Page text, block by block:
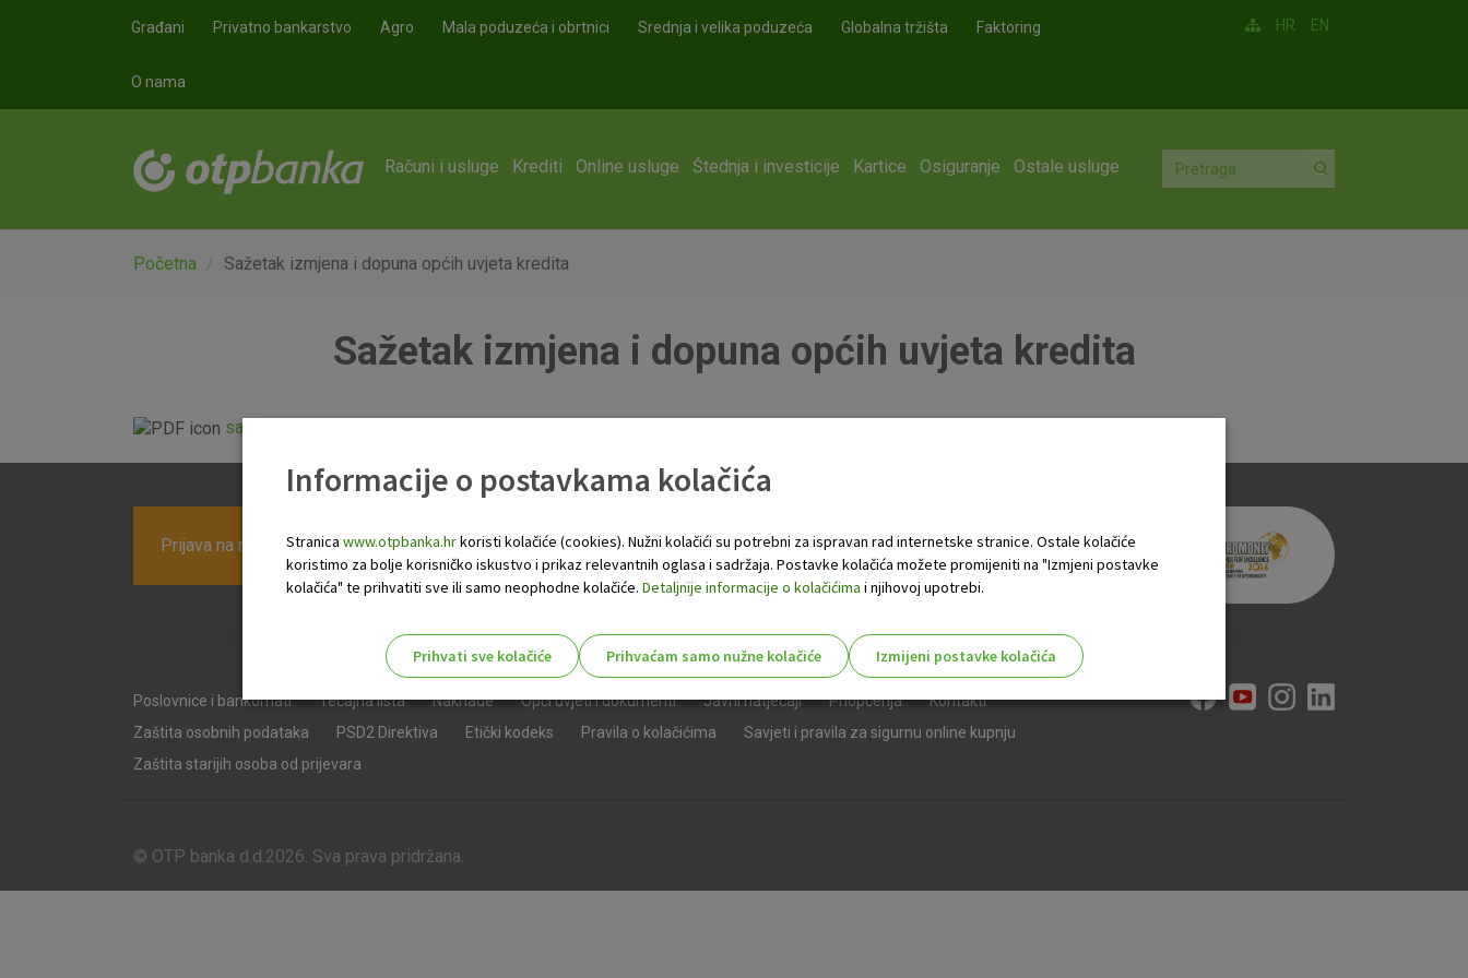
Građani Privatno bankarstvo Agro Mala poduzeća i obrtnici Srednja i velika poduzeća Globalna tržišta Faktoring
O nama
HR EN
Računi i usluge Krediti Online usluge Štednja i investicije Kartice Osiguranje Ostale usluge
Početna Sažetak izmjena i dopuna općih uvjeta kredita
Sažetak izmjena i dopuna općih uvjeta kredita
sazetak_izmjena_i_dopuna_ou_krediti_20180801.pdf
Prijava na newsletter OTP banke
Poslovnice i bankomati Tečajna lista Naknade Opći uvjeti i dokumenti Javni natječaji Priopćenja
Kontakti
Zaštita osobnih podataka
PSD2 Direktiva Etički kodeks Pravila o kolačićima
Savjeti i pravila za sigurnu online kupnju
Zaštita starijih osoba od prijevara
© OTP banka d.d.2026. Sva prava pridržana.
Informacije o postavkama kolačića
Stranica www.otpbanka.hrkoristi kolačiće (cookies). Nužni kolačići su potrebni za ispravan rad internetske stranice. Ostale kolačiće
koristimo za bolje korisničko iskustvo i prikaz relevantnih oglasa i sadržaja. Postavke kolačića možete promijeniti na "Izmjeni postavke
kolačića" te prihvatiti sve ili samo neophodne kolačiće. Detaljnije informacije o kolačićima i njihovoj upotrebi.
Prihvati sve kolačiće Prihvaćam samo nužne kolačiće
Izmijeni postavke kolačića